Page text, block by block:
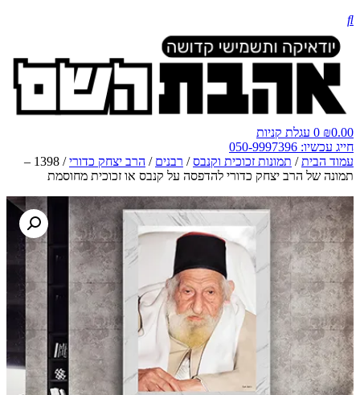
₪0.00
0 עגלת קניות
חייג עכשיו: 050-9997396
עמוד הבית/ תמונות זכוכית וקנבס/ רבנים / הרב יצחק כדורי
/ 1398 –
תמונה של הרב יצחק כדורי להדפסה על קנבס או זכוכית מחוסמת